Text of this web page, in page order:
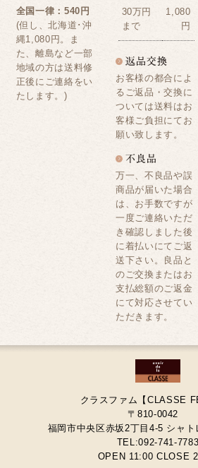
全国一律：540円
(但し、北海道･沖
縄1,080円。ま
た、離島など一部
地域の方は送料修
正後にご連絡をい
たします。)
30万円
まで
1,080
円
お客様の都合によ
るご返品・交換に
ついては送料はお
客様ご負担にてお
願い致します。
万一、不良品や誤
商品が届いた場合
は、お手数ですが
一度ご連絡いただ
き確認しました後
に着払いにてご返
送下さい。良品と
のご交換またはお
支払総額のご返金
にて対応させてい
ただきます。
クラスファム【CLASSE
〒810-0042
福岡市中央区赤坂2丁目4-5 シャ
TEL:092-741-7783
OPEN 11:00 CLOSE